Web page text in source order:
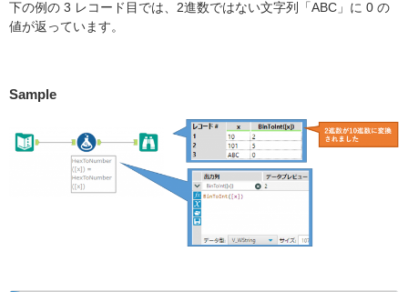
下の例の 3 レコード目では、2進数ではない文字列「ABC」に 0 の
値が返っています。
Sample